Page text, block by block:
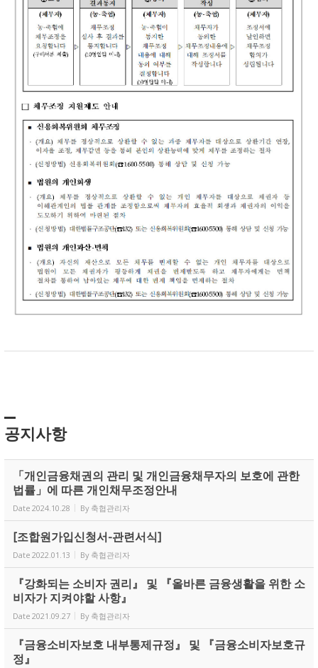
공지사항
「개인금융채권의 관리 및 개인금융채무자의 보호에 관한
법률」에 따른 개인채무조정안내
Date 2024.10.28 By 축협관리자
[조합원가입신청서-관련서식]
Date 2022.01.13 By 축협관리자
『강화되는 소비자 권리』 및 『올바른 금융생활을 위한 소
비자가 지켜야할 사항』
Date 2021.09.27 By 축협관리자
『금융소비자보호 내부통제규정』 및 『금융소비자보호규
정』